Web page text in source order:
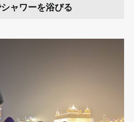
ャワーを浴びる